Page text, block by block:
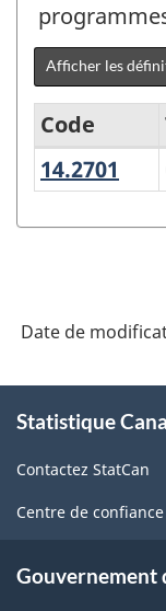
Afficher les
Variante
2016
principaux
-
Structure
la
Code
14.2701
Date de
propos
ce
site
Statistique
Contactez StatCan
Centre de confiance
Gouvernement